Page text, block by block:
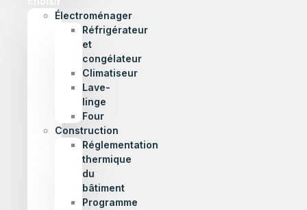
Électroménager
Réfrigérateur
et
congélateur
Climatiseur
Lave-
linge
Four
Construction
Réglementation
thermique
du
bâtiment
Programme